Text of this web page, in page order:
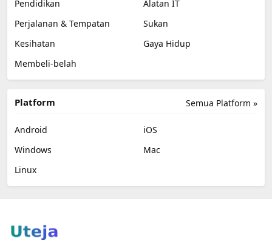
Pendidikan
Alatan IT
Perjalanan & Tempatan
Sukan
Kesihatan
Gaya Hidup
Membeli-belah
Semua Platform »
Platform
Android
iOS
Windows
Mac
Linux